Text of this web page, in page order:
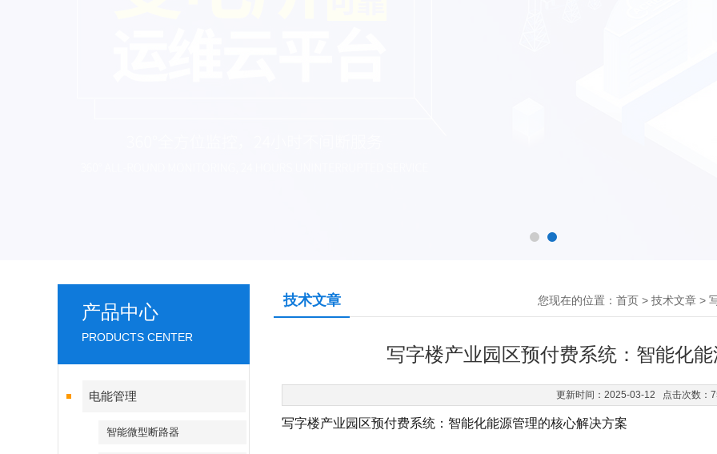
产品中心
PRODUCTS CENTER
电能管理
智能微型断路器
技术文章 您现在的位置： 首页 > 技术文章 >
写字楼产业园区预付费系统：智能化
更新时间：2025-03-12 点击次数：
写字楼产业园区预付费系统：智能化能源管理的核心解决方案